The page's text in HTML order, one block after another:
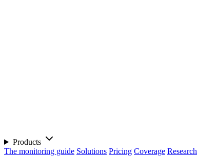
Products
The monitoring guide Solutions Pricing Coverage Research